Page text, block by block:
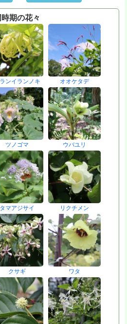
期の花々
ンイランノキ オオケタデ
ツノゴマ ウバユリ
タマアジサイ リクチメン
クサギ ワタ